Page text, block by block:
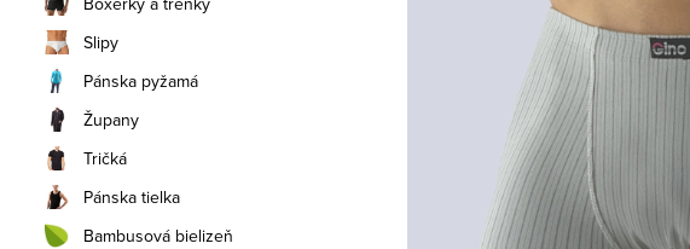
p
a
n
e
l
Slipy
Pánska pyžamá
Župany
Tričká
Pánska tielka
Bambusová bielizeň